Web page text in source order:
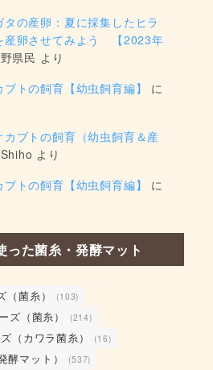
タの産卵：夏に採集したヒラ
産卵させてみよう 【2023年
県民 より
トの飼育【幼虫飼育編】
に
カブトの飼育（幼虫飼育＆産
Shiho より
トの飼育【幼虫飼育編】
に
った菌糸・発酵マット
（菌糸） (103)
ズ（菌糸） (214)
（カワラ菌糸） (16)
酵マット） (537)